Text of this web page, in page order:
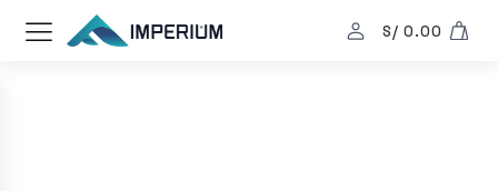
S/ 0.00